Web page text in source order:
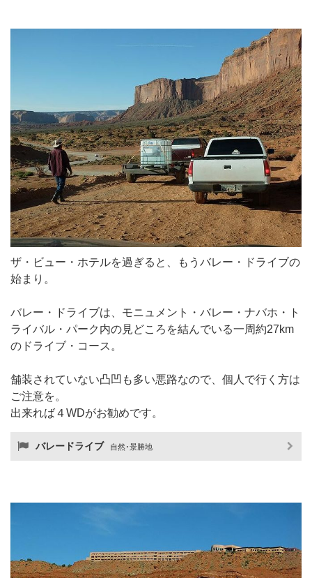
ザ・ビュー・ホテルを過ぎると、もうバレー・ドライブの
始まり。
バレー・ドライブは、モニュメント・バレー・ナバホ・ト
ライバル・パーク内の見どころを結んでいる一周約27km
のドライブ・コース。
舗装されていない凸凹も多い悪路なので、個人で行く方は
ご注意を。
出来れば４WDがお勧めです。
バレードライブ 自然･景勝地